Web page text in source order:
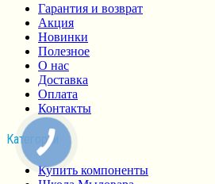
Гарантия и возврат
Акция
Новинки
Полезное
О нас
Доставка
Оплата
Контакты
Категории
Купить компоненты